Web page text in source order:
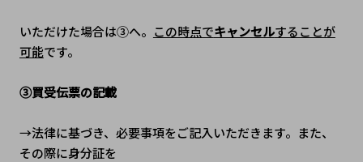
いただけた場合は③へ。 この時点でキャンセルすることが
可能です。
③買受伝票の記載
→法律に基づき、必要事項をご記入いただきます。また、
その際に身分証を